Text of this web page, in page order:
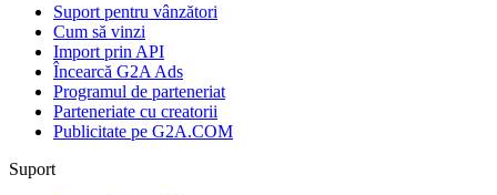
Suport pentru vânzători
Cum să vinzi
Import prin API
Încearcă G2A Ads
Programul de parteneriat
Parteneriate cu creatorii
Publicitate pe G2A.COM
Suport